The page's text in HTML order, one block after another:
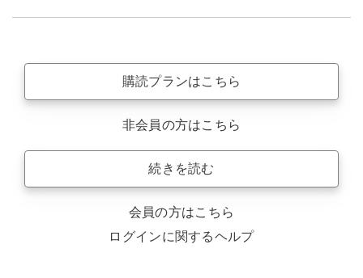
購読プランはこちら
非会員の方はこちら
続きを読む
会員の方はこちら
ログインに関するヘルプ